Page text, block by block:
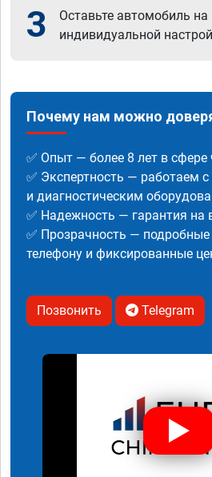
3
Оставьте автомобиль на
индивидуальной
Почему нам можно
✅ Опыт — более 8 лет в сфере
✅ Экспертность — работаем
и диагностическим
✅ Надежность — гарантия на
✅ Прозрачность — подробные
телефону и фиксированные
Позвонить Telegram